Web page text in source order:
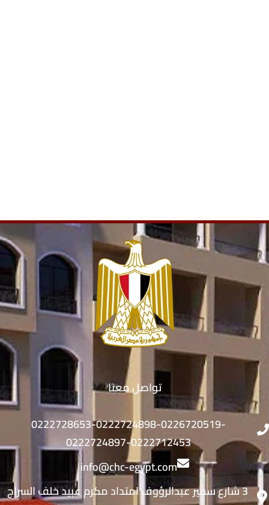
تواصل معنا
0222728653-0222724898-0226720519-
0222724897-0222712453
info@chc-egypt.com
3 شارع سمير عبدالرؤوف امتداد مكرم عبيد خلف السراج